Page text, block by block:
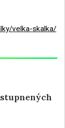
velka-skalka/